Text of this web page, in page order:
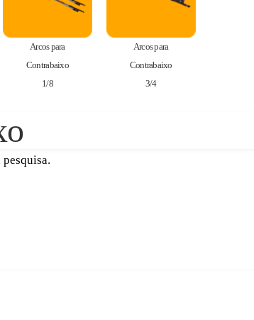
Arcos para
Contrabaixo
1/8
Arcos para
Contrabaixo
3/4